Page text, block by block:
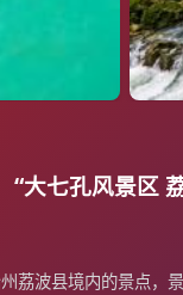
“大七孔风景区
荔波县境内的景点，